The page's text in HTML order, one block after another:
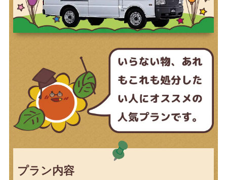
プラン内容